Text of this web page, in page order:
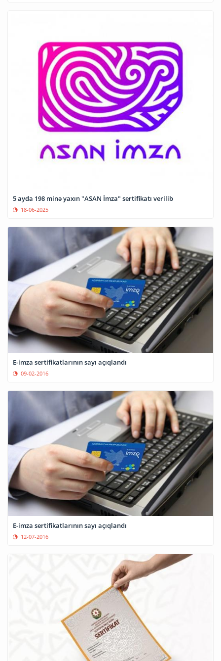
5 ayda 198 minə yaxın "ASAN İmza" sertifikatı verilib
18-06-2025
E-imza sertifikatlarının sayı açıqlandı
09-02-2016
E-imza sertifikatlarının sayı açıqlandı
12-07-2016